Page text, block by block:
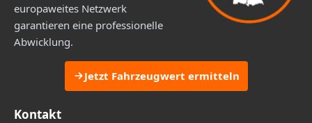
europaweites Netzwerk
garantieren eine professionelle
Abwicklung.
Jetzt Fahrzeugwert ermitteln
Kontakt